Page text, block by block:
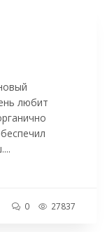
любит
0 27837